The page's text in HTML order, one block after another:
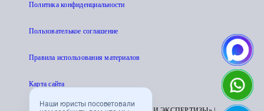
Наши юристы посоветовали
Политика конфиденциальности
Пользователькое соглашение
Правила использования материалов
Карта сайта